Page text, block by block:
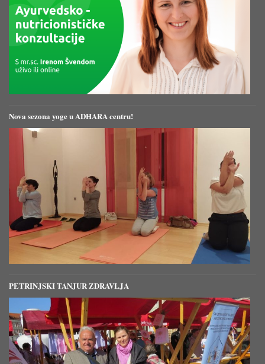
Nova sezona yoge u ADHARA centru!
PETRINJSKI TANJUR ZDRAVLJA